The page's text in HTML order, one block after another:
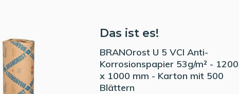
Das ist es!
BRANOrost U 5 VCI Anti-
Korrosionspapier 53g/m² - 1200
x 1000 mm - Karton mit 500
Blättern